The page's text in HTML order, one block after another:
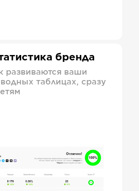
бренда
развиваются ваши
таблицах, сразу